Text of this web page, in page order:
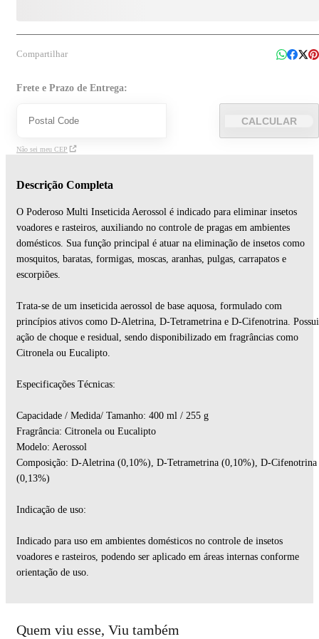
Compartilhar
Frete e Prazo de Entrega:
CALCULAR
Não sei meu CEP
Descrição Completa
O Poderoso Multi Inseticida Aerossol é indicado para eliminar insetos
voadores e rasteiros, auxiliando no controle de pragas em ambientes
domésticos. Sua função principal é atuar na eliminação de insetos como
mosquitos, baratas, formigas, moscas, aranhas, pulgas, carrapatos e
escorpiões.
Trata-se de um inseticida aerossol de base aquosa, formulado com
princípios ativos como D-Aletrina, D-Tetrametrina e D-Cifenotrina. Possui
ação de choque e residual, sendo disponibilizado em fragrâncias como
Citronela ou Eucalipto.
Especificações Técnicas:
Capacidade / Medida/ Tamanho: 400 ml / 255 g
Fragrância: Citronela ou Eucalipto
Modelo: Aerossol
Composição: D-Aletrina (0,10%), D-Tetrametrina (0,10%), D-Cifenotrina
(0,13%)
Indicação de uso:
Indicado para uso em ambientes domésticos no controle de insetos
voadores e rasteiros, podendo ser aplicado em áreas internas conforme
orientação de uso.
Quem viu esse, Viu também